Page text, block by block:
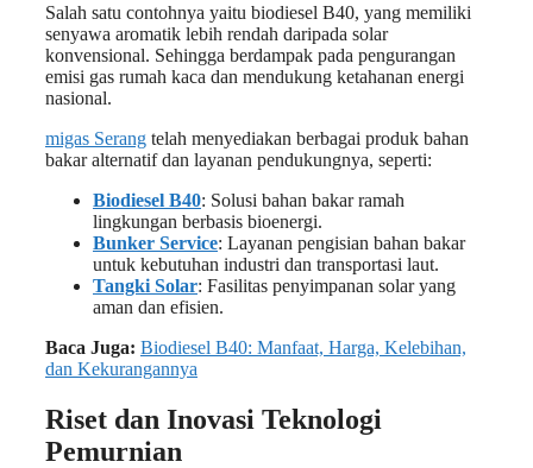
Salah satu contohnya yaitu biodiesel B40, yang memiliki
senyawa aromatik lebih rendah daripada solar
konvensional. Sehingga berdampak pada pengurangan
emisi gas rumah kaca dan mendukung ketahanan energi
nasional.
migas Serang telah menyediakan berbagai produk bahan
bakar alternatif dan layanan pendukungnya, seperti:
Biodiesel B40: Solusi bahan bakar ramah
lingkungan berbasis bioenergi.
Bunker Service: Layanan pengisian bahan bakar
untuk kebutuhan industri dan transportasi laut.
Tangki Solar: Fasilitas penyimpanan solar yang
aman dan efisien.
Baca Juga: Biodiesel B40: Manfaat, Harga, Kelebihan,
dan Kekurangannya
Riset dan Inovasi Teknologi
Pemurnian